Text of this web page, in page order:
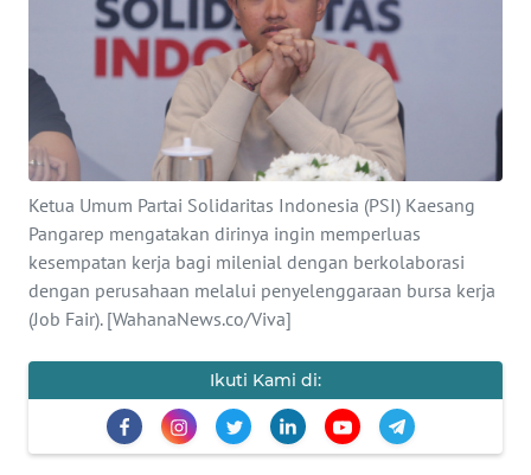
Ketua Umum Partai Solidaritas Indonesia (PSI) Kaesang
Pangarep mengatakan dirinya ingin memperluas
kesempatan kerja bagi milenial dengan berkolaborasi
dengan perusahaan melalui penyelenggaraan bursa kerja
(Job Fair). [WahanaNews.co/Viva]
Ikuti Kami di:
KESEHATAN
INTERNASIONAL
SERBA-SERBI
PENDIDIKAN
OLAHRAGA
EDITORIAL